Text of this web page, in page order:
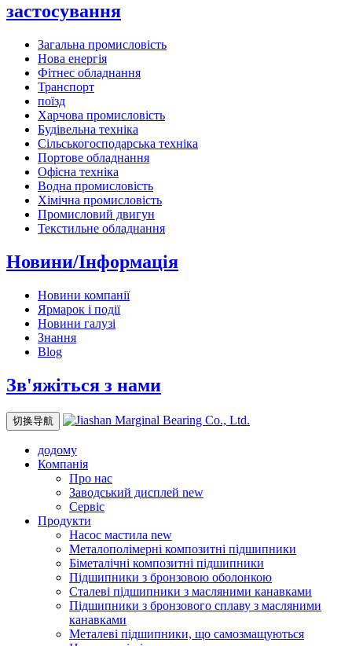
застосування
Загальна промисловість
Нова енергія
Фітнес обладнання
Транспорт
поїзд
Харчова промисловість
Будівельна техніка
Сільськогосподарська техніка
Портове обладнання
Офісна техніка
Водна промисловість
Хімічна промисловість
Промисловий двигун
Текстильне обладнання
Новини/Інформація
Новини компанії
Ярмарок і події
Новини галузі
Знання
Blog
Зв'яжіться з нами
切换导航
додому
Компанія
Про нас
Заводський дисплей new
Сервіс
Продукти
Насос мастила new
Металополімерні композитні підшипники
Біметалічні композитні підшипники
Підшипники з бронзовою оболонкою
Сталеві підшипники з масляними канавками
Підшипники з бронзового сплаву з масляними
канавками
Металеві підшипники, що самозмащуються